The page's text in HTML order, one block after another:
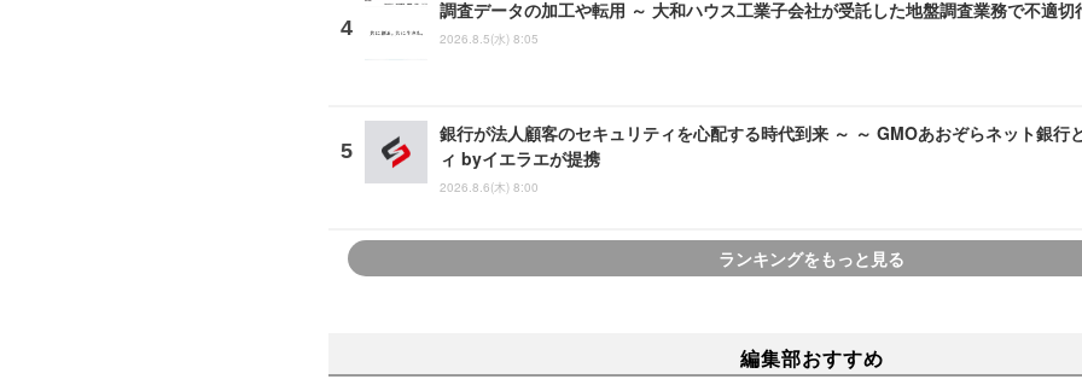
調査データの加工や転用 ～ 大和ハウス工業子会社が受託した地盤調査業務で不適切
2026.8.5(水) 8:05
銀行が法人顧客のセキュリティを心配する時代到来 ～ ～ GMOあおぞらネット銀行
ィ byイエラエが提携
2026.8.6(木) 8:00
ランキングをもっと見る
編集部おすすめ